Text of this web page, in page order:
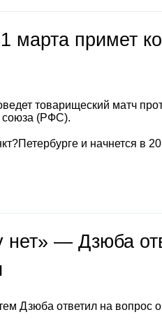
марта примет
товарищеский матч
союза (РФС).
и начнется в
нет» — Дзюба
Дзюба ответил на вопрос